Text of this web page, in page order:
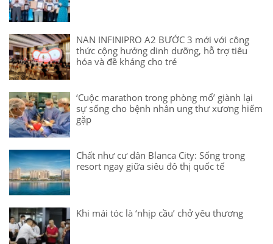
NAN INFINIPRO A2 BƯỚC 3 mới với công
thức cộng hưởng dinh dưỡng, hỗ trợ tiêu
hóa và đề kháng cho trẻ
‘Cuộc marathon trong phòng mổ’ giành lại
sự sống cho bệnh nhân ung thư xương hiếm
gặp
Chất như cư dân Blanca City: Sống trong
resort ngay giữa siêu đô thị quốc tế
Khi mái tóc là ‘nhịp cầu’ chở yêu thương